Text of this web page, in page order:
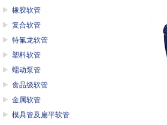
橡胶软管
复合软管
特氟龙软管
塑料软管
蠕动泵管
食品级软管
金属软管
模具管及扁平软管